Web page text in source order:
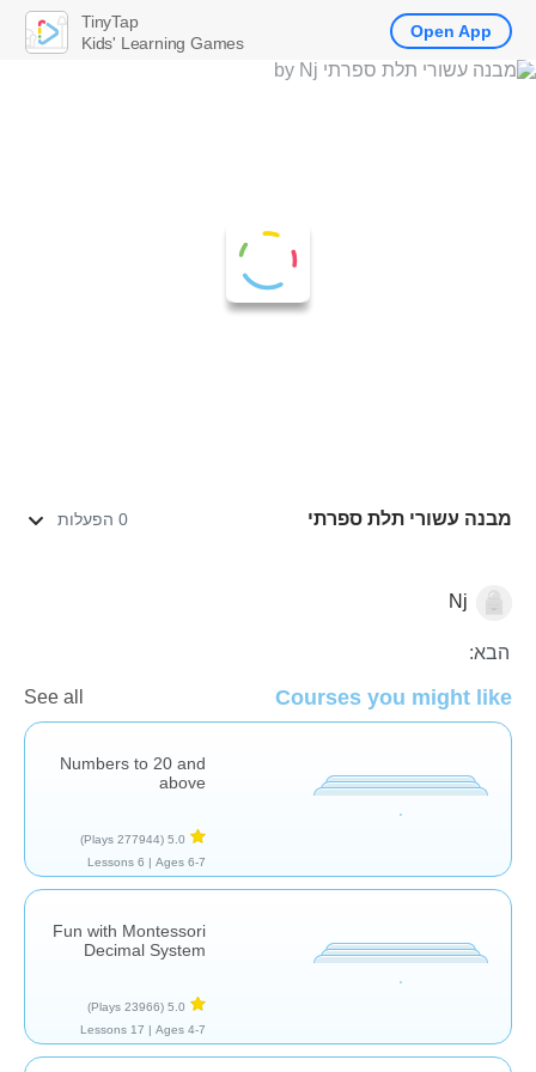
מבנה עשורי תלת ספרתי 0 הפעלות
ערך המקום
Nj
הבא:
Courses you might like
See all
Numbers to 20 and
above
5.0
(277944 Plays)
Ages 6-7 |
6 Lessons
Fun with Montessori
Decimal System
5.0
(23966 Plays)
Ages 4-7 |
17 Lessons
TinyTap
Kids' Learning Games
Open App